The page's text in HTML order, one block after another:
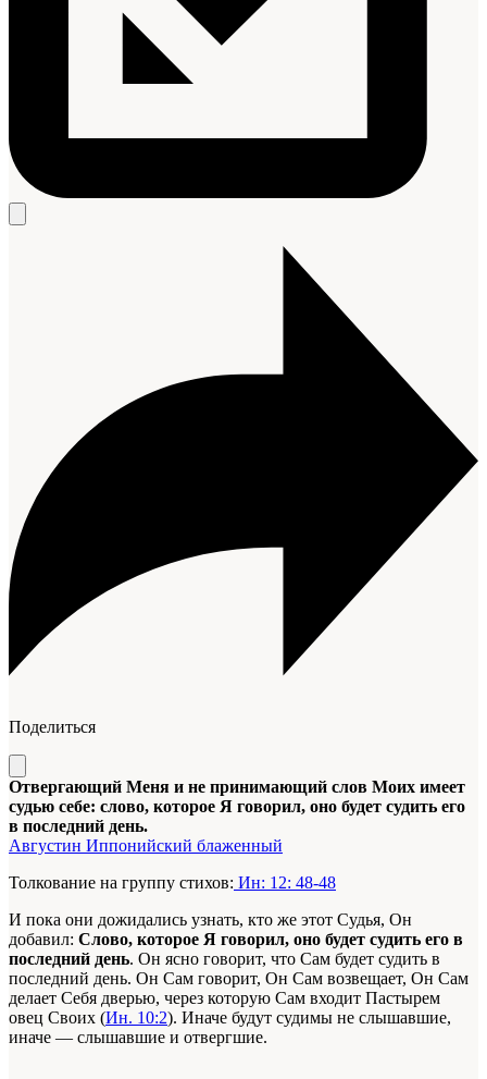
Поделиться
Отвергающий Меня и не принимающий слов Моих имеет
судью себе: слово, которое Я говорил, оно будет судить его
в последний день.
Августин Иппонийский блаженный
Толкование на группу стихов: Ин: 12: 48-48
И пока они дожидались узнать, кто же этот Судья, Он
добавил: Словo, которое Я говорил, оно будет судить его в
последний день. Он ясно говорит, что Сам будет судить в
последний день. Он Сам говорит, Он Сам возвещает, Он Сам
делает Себя дверью, через которую Сам входит Пастырем
овец Своих (Ин. 10:2). Иначе будут судимы не слышавшие,
иначе — слышавшие и отвергшие.